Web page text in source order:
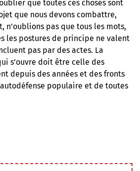
que toutes ces choses sont
que nous devons combattre,
n’oublions pas que tous les mots,
les postures de principe ne valent
pas par des actes. La
s’ouvre doit être celle des
depuis des années et des fronts
populaire et de toutes